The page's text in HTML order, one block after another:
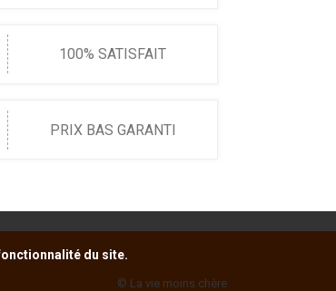
100% SATISFAIT
PRIX BAS GARANTI
© La vie moins chère
du site.